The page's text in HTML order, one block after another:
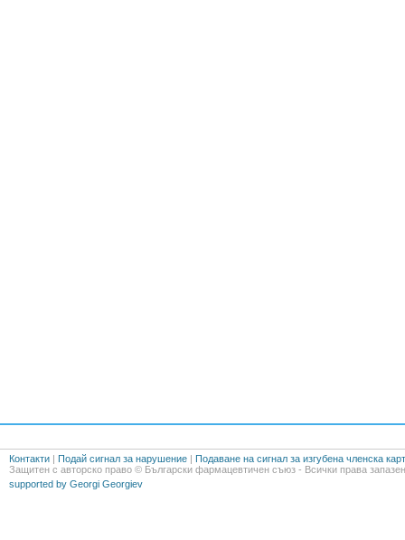
Контакти | Подай сигнал за нарушение | Подаване на сигнал за изгубена членска
Защитен с авторско право © Български фармацевтичен съюз - Всички права
supported by Georgi Georgiev